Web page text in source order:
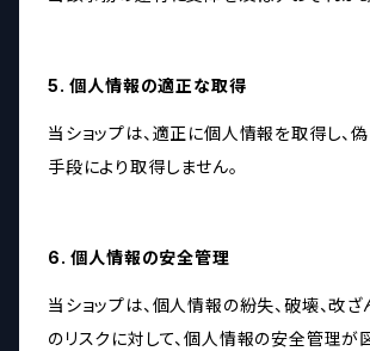
5. 個人情報の適正な取得
当ショップは、適正に個人情報を取得し、
手段により取得しません。
6. 個人情報の安全管理
当ショップは、個人情報の紛失、破壊、改
のリスクに対して、個人情報の安全管理が